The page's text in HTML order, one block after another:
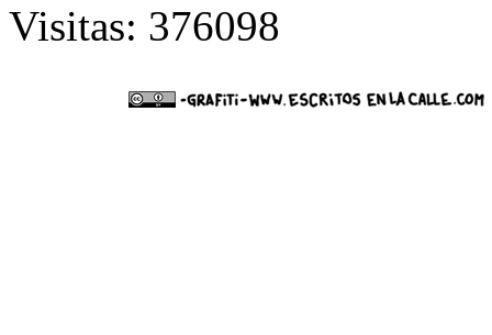
Visitas: 376098